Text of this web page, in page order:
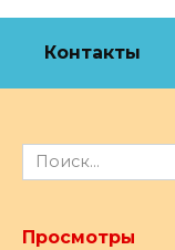
Контакты
Search
for:
Просмотры